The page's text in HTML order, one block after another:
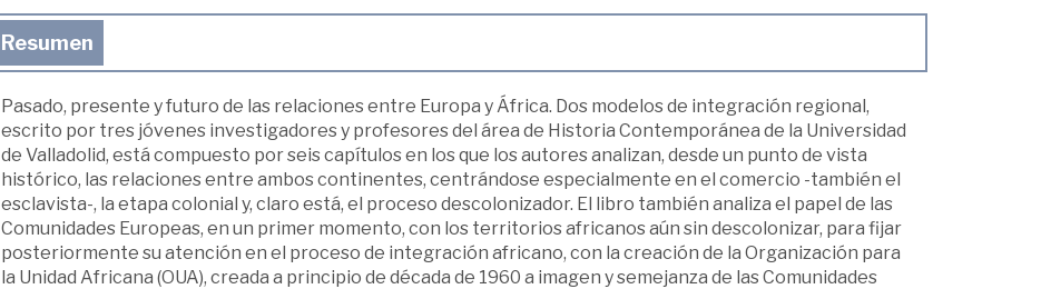
Resumen
Pasado, presente y futuro de las relaciones entre Europa y África. Dos modelos de integración regional,
escrito por tres jóvenes investigadores y profesores del área de Historia Contemporánea de la Universidad
de Valladolid, está compuesto por seis capítulos en los que los autores analizan, desde un punto de vista
histórico, las relaciones entre ambos continentes, centrándose especialmente en el comercio -también el
esclavista-, la etapa colonial y, claro está, el proceso descolonizador. El libro también analiza el papel de las
Comunidades Europeas, en un primer momento, con los territorios africanos aún sin descolonizar, para fijar
posteriormente su atención en el proceso de integración africano, con la creación de la Organización para
la Unidad Africana (OUA), creada a principio de década de 1960 a imagen y semejanza de las Comunidades